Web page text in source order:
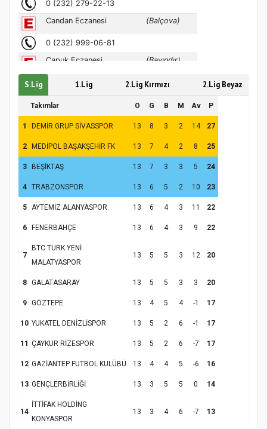
MÜFTÜ ABULSELAM ÖZDERE’YE ZİYARET
Hz. Peygamber ve Gençlik Konferansı
Samsun Atakum’da Yaz Kur’an Kursu
Kapanış Programı
S.Lig 1.Lig 2.Lig Kırmızı 2.Lig Beyaz
Takımlar O G B M Av P
1 DEMİR GRUP SİVASSPOR 13 8 3 2 14 27
2 MEDİPOL BAŞAKŞEHİR FK 13 7 4 2 8 25
3 BEŞİKTAŞ 13 7 3 3 5 24
4 TRABZONSPOR 13 6 5 2 10 23
5 AYTEMİZ ALANYASPOR 13 6 4 3 11 22
6 FENERBAHÇE 13 6 4 3 9 22
7
BTC TURK YENİ
MALATYASPOR
13 5 5 3 12 20
8 GALATASARAY 13 5 5 3 3 20
9 GÖZTEPE 13 4 5 4 -1 17
10 YUKATEL DENİZLİSPOR 13 5 2 6 -1 17
11 ÇAYKUR RİZESPOR 13 5 2 6 -7 17
12 GAZİANTEP FUTBOL KULÜBÜ 13 4 4 5 -6 16
13 GENÇLERBİRLİĞİ 13 3 5 5 0 14
14
İTTİFAK HOLDİNG
KONYASPOR
13 3 4 6 -7 13